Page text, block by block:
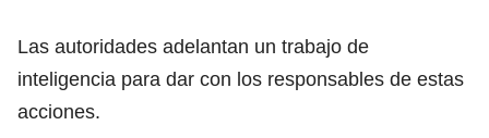
Las autoridades adelantan un trabajo de
inteligencia para dar con los responsables de estas
acciones.